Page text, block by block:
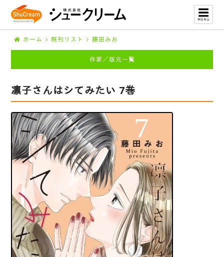
ホーム 既刊リスト 藤田みお
作家／版元一覧
凛子さんはシてみたい 7巻